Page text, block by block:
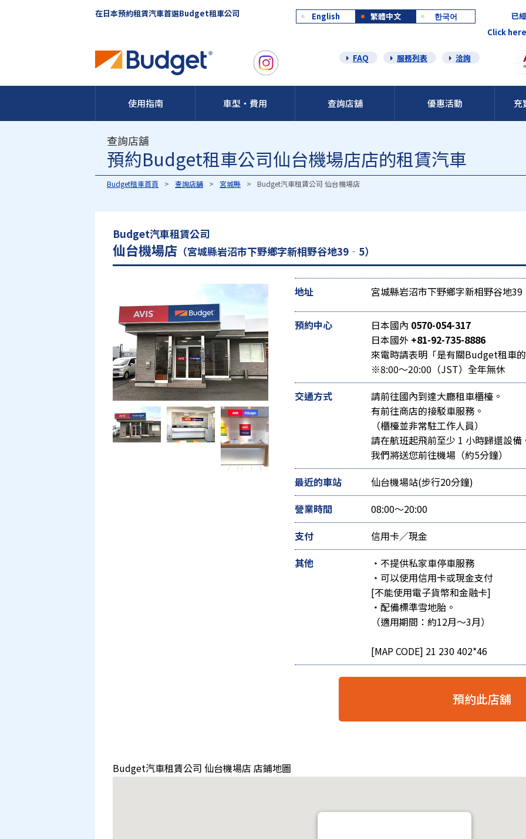
在日本預約租賃汽車首選Budget租車公司
已
Click
English 繁體中文 한국어
FAQ 服務列表 洽詢
使用指南 車型・費用 查詢店舖 優惠活動 充
查詢店舖
預約Budget租車公司仙台機場店店的租賃汽車
Budget租車首頁 查詢店舖 宮城縣 Budget汽車租賃公司 仙台機場店
Budget汽車租賃公司
仙台機場店 （宮城縣岩沼市下野鄉字新相野谷地39‐5）
地址 宮城縣岩沼市下野鄉字新相野谷地
預約中心 日本國內 0570-054-317
日本國外 +81-92-735-8886
來電時請表明「是有關Budget租車
※8:00～20:00（JST）全年無休
交通方式
請前往國內到達大廳租車櫃檯。
有前往商店的接駁車服務。
（櫃檯並非常駐工作人員）
請在航班起飛前至少 1 小時歸還設備
我們將送您前往機場（約5分鐘）
最近的車站
仙台機場站(步行20分鐘)
營業時間
08:00～20:00
支付
信用卡／現金
其他
・不提供私家車停車服務
・可以使用信用卡或現金支付
[不能使用電子貨幣和金融卡]
・配備標準雪地胎。
（適用期間：約12月～3月）
[MAP CODE] 21 230 402*46
預約此店舖
Budget汽車租賃公司 仙台機場店 店鋪地圖